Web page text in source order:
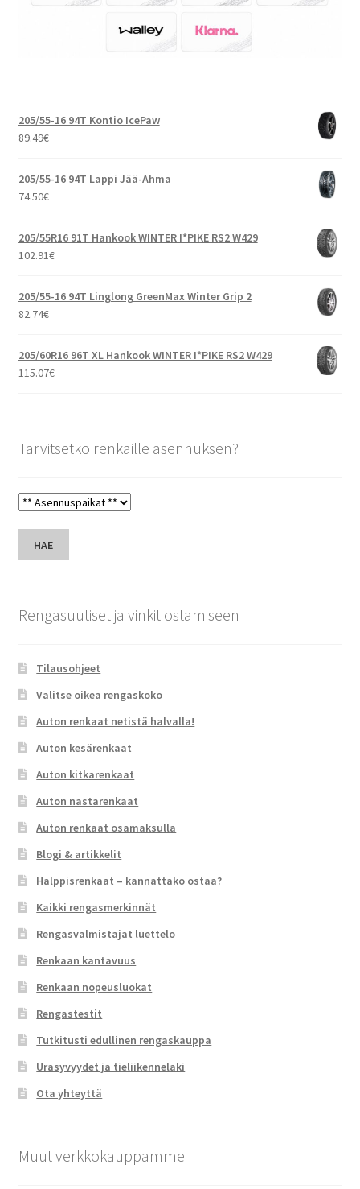
205/55-16 94T Kontio IcePaw
89.49€
205/55-16 94T Lappi Jää-Ahma
74.50€
205/55R16 91T Hankook WINTER I*PIKE RS2 W429
102.91€
205/55-16 94T Linglong GreenMax Winter Grip 2
82.74€
205/60R16 96T XL Hankook WINTER I*PIKE RS2 W429
115.07€
Tarvitsetko renkaille asennuksen?
HAE
Rengasuutiset ja vinkit ostamiseen
Tilausohjeet
Valitse oikea rengaskoko
Auton renkaat netistä halvalla!
Auton kesärenkaat
Auton kitkarenkaat
Auton nastarenkaat
Auton renkaat osamaksulla
Blogi & artikkelit
Halppisrenkaat – kannattako ostaa?
Kaikki rengasmerkinnät
Rengasvalmistajat luettelo
Renkaan kantavuus
Renkaan nopeusluokat
Rengastestit
Tutkitusti edullinen rengaskauppa
Urasyvyydet ja tieliikennelaki
Ota yhteyttä
Muut verkkokauppamme